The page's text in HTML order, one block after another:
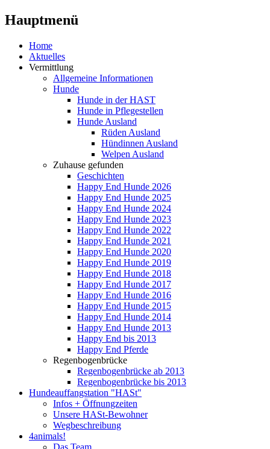
Hauptmenü
Home
Aktuelles
Vermittlung
Allgemeine Informationen
Hunde
Hunde in der HAST
Hunde in Pflegestellen
Hunde Ausland
Rüden Ausland
Hündinnen Ausland
Welpen Ausland
Zuhause gefunden
Geschichten
Happy End Hunde 2026
Happy End Hunde 2025
Happy End Hunde 2024
Happy End Hunde 2023
Happy End Hunde 2022
Happy End Hunde 2021
Happy End Hunde 2020
Happy End Hunde 2019
Happy End Hunde 2018
Happy End Hunde 2017
Happy End Hunde 2016
Happy End Hunde 2015
Happy End Hunde 2014
Happy End Hunde 2013
Happy End bis 2013
Happy End Pferde
Regenbogenbrücke
Regenbogenbrücke ab 2013
Regenbogenbrücke bis 2013
Hundeauffangstation "HASt"
Infos + Öffnungzeiten
Unsere HASt-Bewohner
Wegbeschreibung
4animals!
Das Team